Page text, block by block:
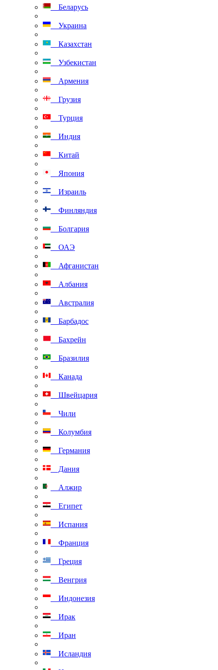
Беларусь
Украина
Казахстан
Узбекистан
Армения
Грузия
Турция
Индия
Китай
Япония
Израиль
Финляндия
Болгария
ОАЭ
Афганистан
Албания
Австралия
Барбадос
Бахрейн
Бразилия
Канада
Швейцария
Чили
Колумбия
Германия
Дания
Алжир
Египет
Испания
Франция
Греция
Венгрия
Индонезия
Ирак
Иран
Исландия